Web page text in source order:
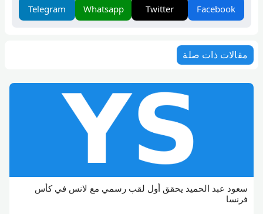
Facebook
Twitter
Whatsapp
Telegram
مقالات ذات صلة
سعود عبد الحميد يحقق أول لقب رسمي مع لانس في كأس
فرنسا